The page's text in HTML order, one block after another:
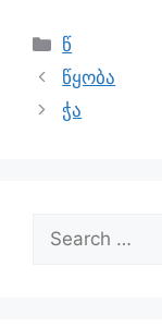
წ
წყობა
ჭა